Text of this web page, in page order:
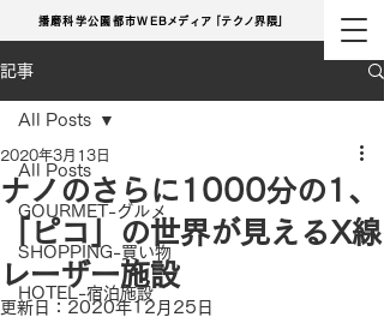
播磨科学公園都市WE Bメディ ア「テクノ界隈」
記事
All Posts
GOURMET-グルメ
SHOPPING-買い物
HOTEL-宿泊施設
All Posts
ナノのさらに1000分の1、
「ピコ」の世界が見えるX線
レーザー施設
2020年3月13日
更新日： 2020年12月25日